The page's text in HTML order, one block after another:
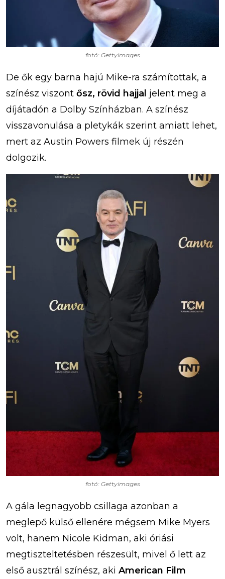
fotó: Gettyimages
De ők egy barna hajú Mike-ra számítottak, a
színész viszont ősz, rövid hajjal jelent meg a
díjátadón a Dolby Színházban. A színész
visszavonulása a pletykák szerint amiatt lehet,
mert az Austin Powers filmek új részén
dolgozik.
fotó: Gettyimages
A gála legnagyobb csillaga azonban a
meglepő külső ellenére mégsem Mike Myers
volt, hanem Nicole Kidman, aki óriási
megtiszteltetésben részesült, mivel ő lett az
első ausztrál színész, aki American Film